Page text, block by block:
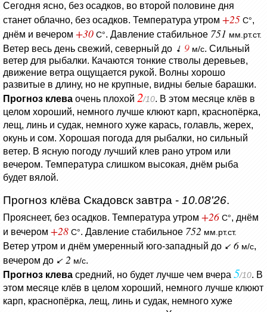
Сегодня ясно, без осадков, во второй половине дня
станет облачно, без осадков. Температура утром +25 C°,
днём и вечером +30 C°. Давление стабильное 751 мм.рт.ст.
Ветер весь день свежий, северный до 9 м/с. Сильный
ветер для рыбалки. Качаются тонкие стволы деревьев,
движение ветра ощущается рукой. Волны хорошо
развитые в длину, но не крупные, видны белые барашки.
Прогноз клева очень плохой 2/10. В этом месяце клёв в
целом хороший, немного лучше клюют карп, краснопёрка,
лещ, линь и судак, немного хуже карась, голавль, жерех,
окунь и сом. Хорошая погода для рыбалки, но сильный
ветер. В ясную погоду лучший клев рано утром или
вечером. Температура слишком высокая, днём рыба
будет вялой.
Прогноз клёва Скадовск завтра - 10.08'26.
Прояснеет, без осадков. Температура утром +26 C°, днём
и вечером +28 C°. Давление стабильное 752 мм.рт.ст.
Ветер утром и днём умеренный юго-западный до 6 м/с,
вечером до
2 м/с.
Прогноз клева средний, но будет лучше чем вчера 5/10. В
этом месяце клёв в целом хороший, немного лучше клюют
карп, краснопёрка, лещ, линь и судак, немного хуже